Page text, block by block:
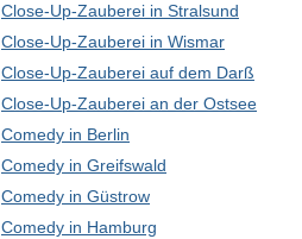
Close-Up-Zauberei in Stralsund
Close-Up-Zauberei in Wismar
Close-Up-Zauberei auf dem Darß
Close-Up-Zauberei an der Ostsee
Comedy in Berlin
Comedy in Greifswald
Comedy in Güstrow
Comedy in Hamburg